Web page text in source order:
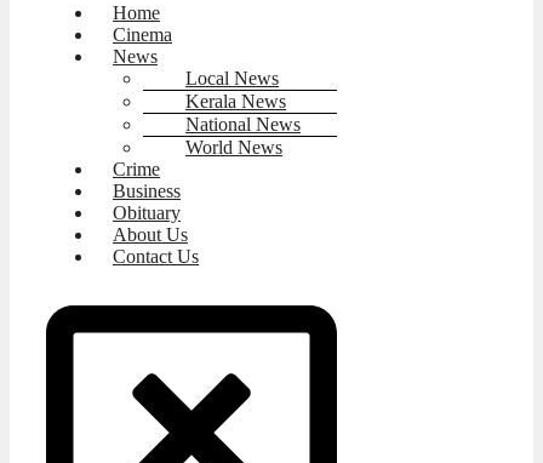
Home
Cinema
News
Local News
Kerala News
National News
World News
Crime
Business
Obituary
About Us
Contact Us